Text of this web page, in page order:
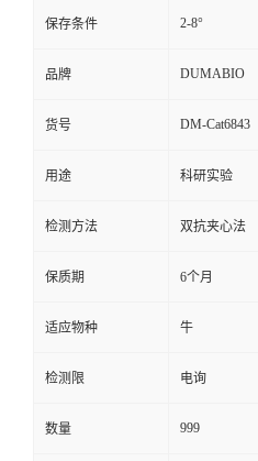
言
保存条件 2-8°
品牌 DUMABIO
货号 DM-Cat6843
用途 科研实验
检测方法 双抗夹心法
保质期 6个月
适应物种 牛
检测限 电询
数量 999